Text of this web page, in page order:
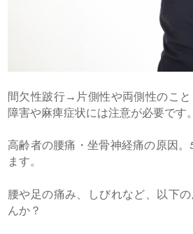
間欠性跛行→片側性や両側性のこ
障害や麻痺症状には注意が必要です。
高齢者の腰痛・坐骨神経痛の原因
ます。
腰や足の痛み、しびれなど、以下
んか？